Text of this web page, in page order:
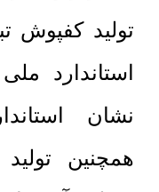
تولید کفپوش
همچنین